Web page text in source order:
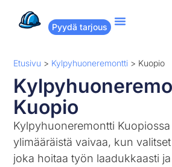
Pyydä tarjous
Etusivu > Kylpyhuoneremontti > Kuopio
Kuopio
Kylpyhuoneremontti
ylimääräistä vaivaa, kun
joka hoitaa työn laadukkaasti